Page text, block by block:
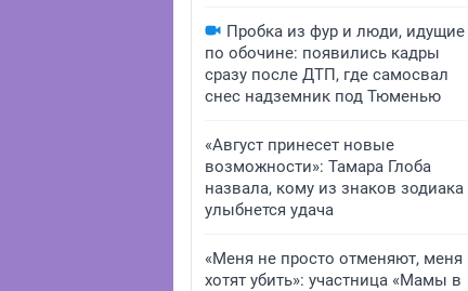
Пробка из фур и люди, идущие
по обочине: появились кадры
сразу после ДТП, где самосвал
снес надземник под Тюменью
«Август принесет новые
возможности»: Тамара Глоба
назвала, кому из знаков зодиака
улыбнется удача
«Меня не просто отменяют, меня
хотят убить»: участница «Мамы в